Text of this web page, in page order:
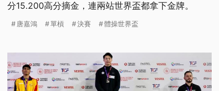
分15.200高分摘金，連兩站世界盃都拿下金牌。
唐嘉鴻 單槓 決賽 體操世界盃